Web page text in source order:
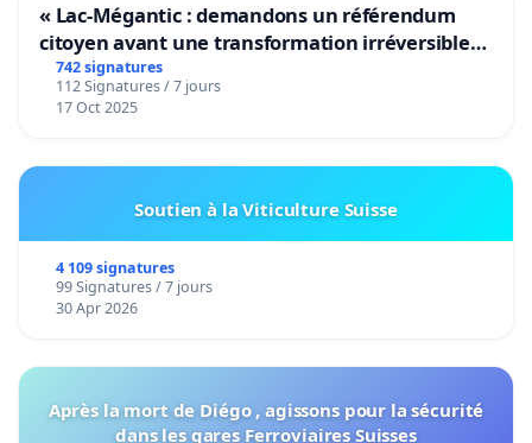
« Lac-Mégantic : demandons un référendum
citoyen avant une transformation irréversible
de notre territoire »
742 signatures
112 Signatures / 7 jours
17 Oct 2025
Soutien à la Viticulture Suisse
4 109 signatures
99 Signatures / 7 jours
30 Apr 2026
Après la mort de Diégo , agissons pour la sécurité
dans les gares Ferroviaires Suisses